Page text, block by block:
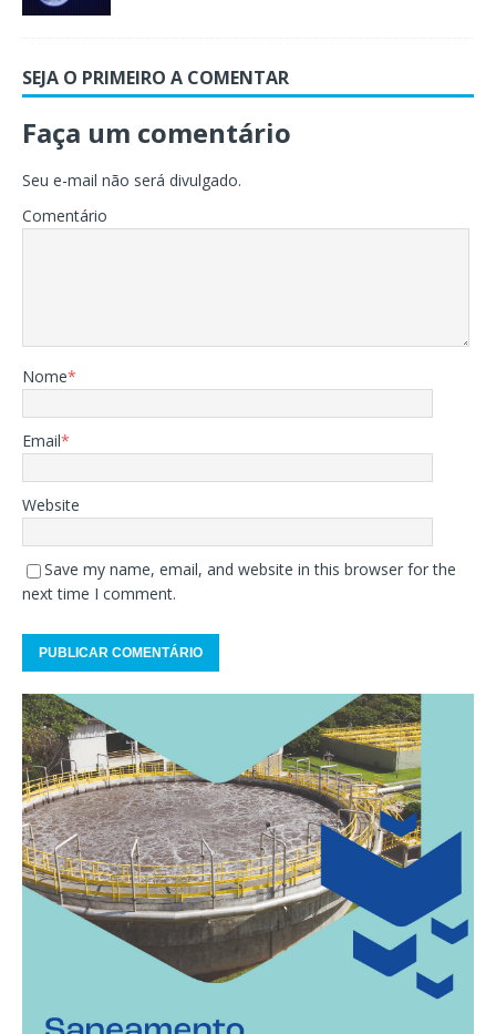
SEJA O PRIMEIRO A COMENTAR
Faça um comentário
Seu e-mail não será divulgado.
Comentário
Nome*
Email*
Website
Save my name, email, and website in this browser for the
next time I comment.